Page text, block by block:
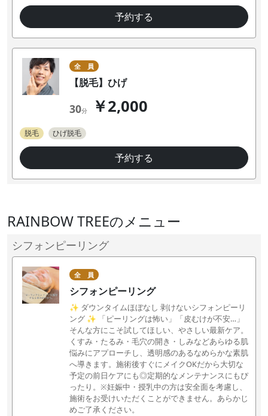
予約する
全 員
【脱毛】ひげ
30分 ￥2,000
脱毛 ひげ脱毛
予約する
RAINBOW TREEのメニュー
シフォンピーリング
全 員
シフォンピーリング
✨ ダウンタイムほぼなし 剥けないシフォンピーリ
ング ✨ 「ピーリングは怖い」「皮むけが不安…」
そんな方にこそ試してほしい、やさしい最新ケア。
くすみ・たるみ・毛穴の開き・しみなどあらゆる肌
悩みにアプローチし、透明感のあるなめらかな素肌
へ導きます。施術後すぐにメイクOKだから大切な
予定の前日ケアにも◎定期的なメンテナンスにもぴ
ったり。※妊娠中・授乳中の方は安全面を考慮し、
施術をお受けいただくことができません。あらかじ
めご了承ください。